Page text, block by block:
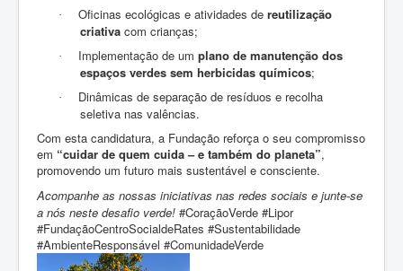
· Oficinas ecológicas e atividades de reutilização
criativa com crianças;
· Implementação de um plano de manutenção dos
espaços verdes sem herbicidas químicos;
·
Dinâmicas de separação de resíduos e recolha
seletiva nas valências.
Com esta candidatura, a Fundação reforça o seu compromisso
em “cuidar de quem cuida – e também do planeta”,
promovendo um futuro mais sustentável e consciente.
Acompanhe as nossas iniciativas nas redes sociais e junte-se
a nós neste desafio verde! #CoraçãoVerde #Lipor
#FundaçãoCentroSocialdeRates #Sustentabilidade
#AmbienteResponsável #ComunidadeVerde